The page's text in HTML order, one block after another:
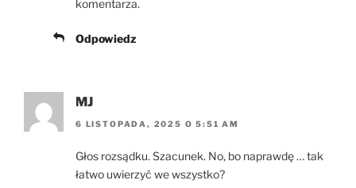
komentarza.
Odpowiedz
MJ
6 LISTOPADA, 2025 O 5:51 AM
Głos rozsądku. Szacunek. No, bo naprawdę … tak
łatwo uwierzyć we wszystko?